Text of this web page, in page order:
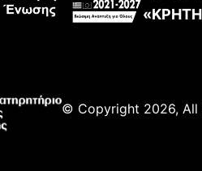
© Copyright 2026, All